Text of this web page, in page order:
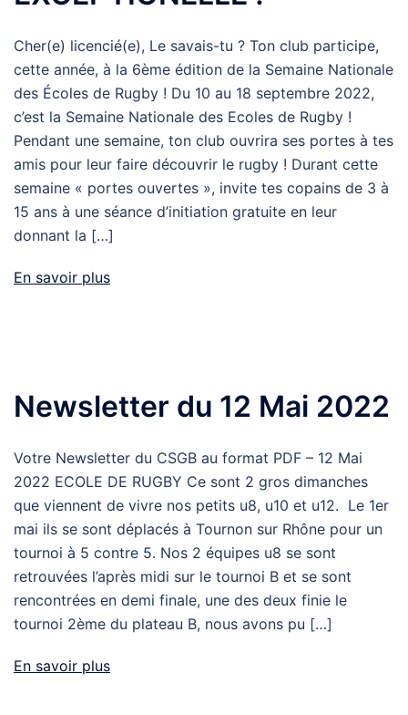
Cher(e) licencié(e), Le savais-tu ? Ton club participe,
cette année, à la 6ème édition de la Semaine Nationale
des Écoles de Rugby ! Du 10 au 18 septembre 2022,
c’est la Semaine Nationale des Ecoles de Rugby !
Pendant une semaine, ton club ouvrira ses portes à tes
amis pour leur faire découvrir le rugby ! Durant cette
semaine « portes ouvertes », invite tes copains de 3 à
15 ans à une séance d’initiation gratuite en leur
donnant la […]
En savoir plus
Newsletter du 12 Mai 2022
Votre Newsletter du CSGB au format PDF – 12 Mai
2022 ECOLE DE RUGBY Ce sont 2 gros dimanches
que viennent de vivre nos petits u8, u10 et u12. Le 1er
mai ils se sont déplacés à Tournon sur Rhône pour un
tournoi à 5 contre 5. Nos 2 équipes u8 se sont
retrouvées l’après midi sur le tournoi B et se sont
rencontrées en demi finale, une des deux finie le
tournoi 2ème du plateau B, nous avons pu […]
En savoir plus